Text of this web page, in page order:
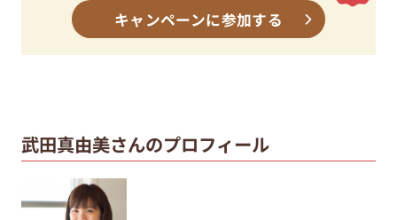
キャンペーンに参加する
武田真由美さんのプロフィール